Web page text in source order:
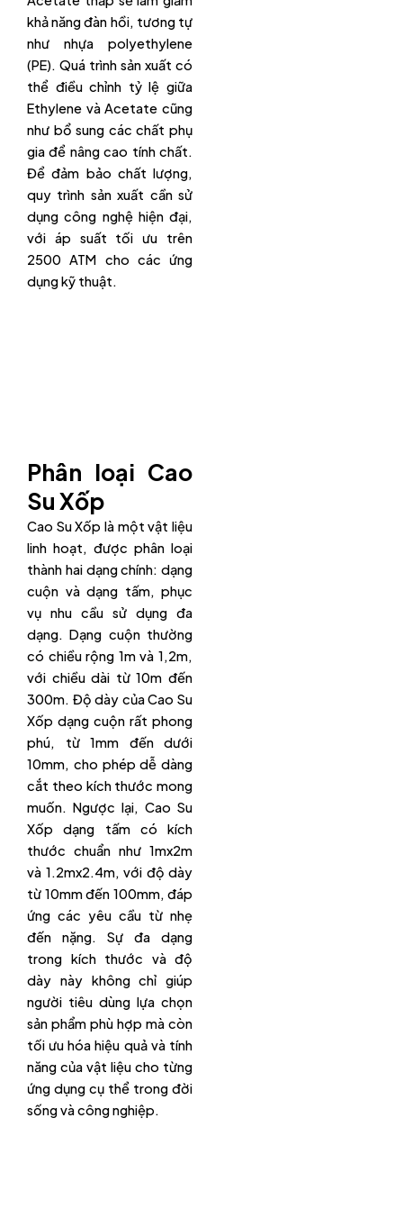
khả năng đàn hồi, tương tự
như nhựa polyethylene
(PE). Quá trình sản xuất có
thể điều chỉnh tỷ lệ giữa
Ethylene và Acetate cũng
như bổ sung các chất phụ
gia để nâng cao tính chất.
Để đảm bảo chất lượng,
quy trình sản xuất cần sử
dụng công nghệ hiện đại,
với áp suất tối ưu trên
2500 ATM cho các ứng
dụng kỹ thuật.
Phân loại Cao
Su Xốp
Cao Su Xốp là một vật liệu
linh hoạt, được phân loại
thành hai dạng chính: dạng
cuộn và dạng tấm, phục
vụ nhu cầu sử dụng đa
dạng. Dạng cuộn thường
có chiều rộng 1m và 1,2m,
với chiều dài từ 10m đến
300m. Độ dày của Cao Su
Xốp dạng cuộn rất phong
phú, từ 1mm đến dưới
10mm, cho phép dễ dàng
cắt theo kích thước mong
muốn. Ngược lại, Cao Su
Xốp dạng tấm có kích
thước chuẩn như 1mx2m
và 1.2mx2.4m, với độ dày
từ 10mm đến 100mm, đáp
ứng các yêu cầu từ nhẹ
đến nặng. Sự đa dạng
trong kích thước và độ
dày này không chỉ giúp
người tiêu dùng lựa chọn
sản phẩm phù hợp mà còn
tối ưu hóa hiệu quả và tính
năng của vật liệu cho từng
ứng dụng cụ thể trong đời
sống và công nghiệp.